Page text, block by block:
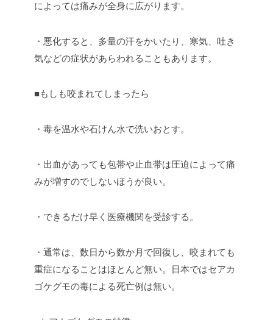
によっては痛みが全身に広がります。
・悪化すると、多量の汗をかいたり、寒気、吐き
気などの症状があらわれることもあります。
■もしも咬まれてしまったら
・毒を温水や石けん水で洗いおとす。
・出血があっても包帯や止血帯は圧迫によって痛
みが増すのでしないほうが良い。
・できるだけ早く医療機関を受診する。
・通常は、数日から数か月で回復し、咬まれても
重症になることはほとんど無い。日本ではセアカ
ゴケグモの毒による死亡例は無い。